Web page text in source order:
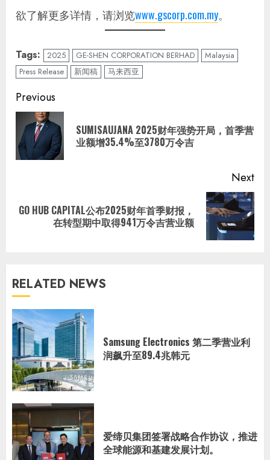
欲了解更多详情，请浏览www.gscorp.com.my。
Tags: 2025 GE-SHEN CORPORATION BERHAD
Malaysia
Press Release
新闻稿 马来西亚
Continue
Reading
Previous
SUMISAUJANA 2025财年强势开局，首季营
业额增35.4%至3780万令吉
Next
Next
GO HUB CAPITAL公布2025财年首季财报，
在转型期中取得941万令吉营业额
RELATED NEWS
Samsung Electronics 第二季营业利
润飙升至89.4兆韩元
爱缔贝集团签署战略合作协议，推进
全球能源和基建发展计划。